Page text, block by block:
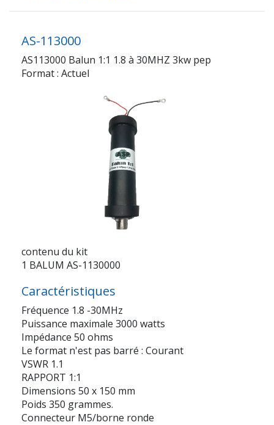
AS-113000
AS113000 Balun 1:1 1.8 à 30MHZ 3kw pep
Format : Actuel
contenu du kit
1 BALUM AS-1130000
Caractéristiques
Fréquence 1.8 -30MHz
Puissance maximale 3000 watts
Impédance 50 ohms
Le format n'est pas barré : Courant
VSWR 1.1
RAPPORT 1:1
Dimensions 50 x 150 mm
Poids 350 grammes.
Connecteur M5/borne ronde